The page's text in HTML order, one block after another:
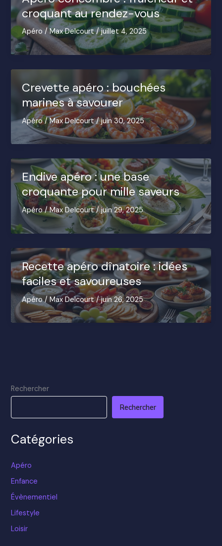
croquant au rendez-vous
Apéro /Max Delcourt/juillet 4, 2025
Crevette apéro : bouchées
marines à savourer
Apéro/Max Delcourt/juin 30, 2025
Endive apéro : une base
croquante pour mille saveurs
Apéro/Max Delcourt/juin 29, 2025
Recette apéro dînatoire : idées
faciles et savoureuses
Apéro/Max Delcourt/juin 26, 2025
Rechercher
Rechercher
Catégories
Apéro
Enfance
Évènementiel
Lifestyle
Loisir